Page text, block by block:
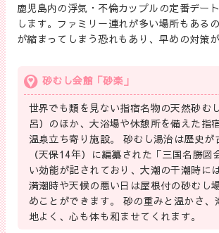
鹿児島内の浮気・不倫カップルの定番デー
します。ファミリー連れが多い場所もある
が縮まってしまう恐れもあり、早めの対策が
砂むし会館「砂楽」
世界でも類を見ない指宿名物の天然砂む
呂）のほか、大浴場や休憩所を備えた指
温泉立ち寄り施設。 砂むし湯治は歴史が
（天保14年）に編纂された「三国名勝図
い効能が記されており、大潮の干潮時に
満潮時や天候の悪い日は屋根付の砂むし
めことができます。 砂の重みと温かさ、
地よく、心も体も和ませてくれます。